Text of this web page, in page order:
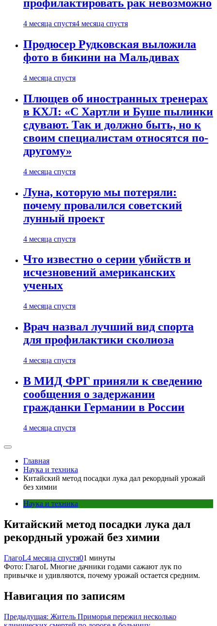
профилактировать рак невозможно
4 месяца спустя4 месяца спустя
Продюсер Рудковская выложила
фото в бикини на Мальдивах
4 месяца спустя
Плющев об иностранных тренерах
в КХЛ: «С Хартли и Буше пылинки
сдувают. Так и должно быть, но к
своим специалистам относятся по-
другому»
4 месяца спустя
Луна, которую мы потеряли:
почему провалился советский
лунный проект
4 месяца спустя
Что известно о серии убийств и
исчезновений американских
ученых
4 месяца спустя
Врач назвал лучший вид спорта
для профилактики сколиоза
4 месяца спустя
В МИД ФРГ приняли к сведению
сообщения о задержании
гражданки Германии в России
4 месяца спустя
Главная
Наука и техника
Китайский метод посадки лука дал рекордный урожай
без химии
Наука и техника
Китайский метод посадки лука дал
рекордный урожай без химии
ГлагоL4 месяца спустя01 минуты
Фото: ГлагоL Многие дачники годами сажают лук по
привычке и удивляются, почему урожай остается средним.
Навигация по записям
Предыдущая: Житель Приморья пережил несколько